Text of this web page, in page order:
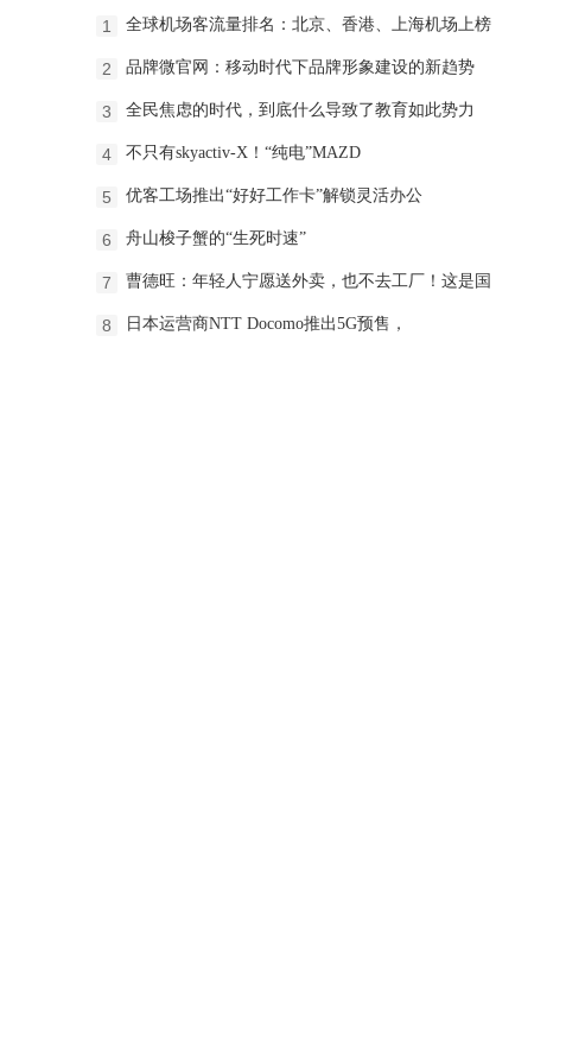
1 全球机场客流量排名：北京、香港、上海机场上榜
2 品牌微官网：移动时代下品牌形象建设的新趋势
3 全民焦虑的时代，到底什么导致了教育如此势力
4 不只有skyactiv-X！“纯电”MAZD
5 优客工场推出“好好工作卡”解锁灵活办公
6 舟山梭子蟹的“生死时速”
7 曹德旺：年轻人宁愿送外卖，也不去工厂！这是国
8 日本运营商NTT Docomo推出5G预售，